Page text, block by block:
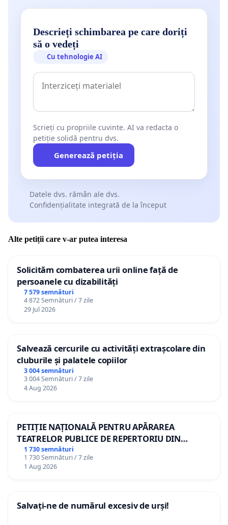
Descrieți schimbarea pe care doriți
să o vedeți
Cu tehnologie AI
Scrieți cu propriile cuvinte. AI va redacta o
petiție solidă pentru dvs.
Generează petiția
Datele dvs. rămân ale dvs.
Confidențialitate integrată de la început
Alte petiții care v-ar putea interesa
Solicităm combaterea urii online față de
persoanele cu dizabilități
7 579 semnături
4 872 Semnături / 7 zile
29 Jul 2026
Salvează cercurile cu activități extrașcolare din
cluburile și palatele copiilor
3 004 semnături
3 004 Semnături / 7 zile
4 Aug 2026
PETIȚIE NAȚIONALĂ PENTRU APĂRAREA
TEATRELOR PUBLICE DE REPERTORIU DIN
ROMÂNIA
1 730 semnături
1 730 Semnături / 7 zile
1 Aug 2026
Salvați-ne de numărul excesiv de urși!